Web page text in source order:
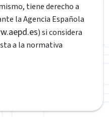
tiene derecho a
la Agencia Española
) si considera
a la normativa